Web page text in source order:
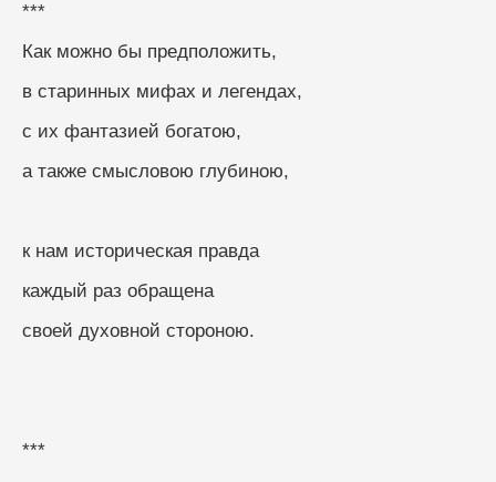
***
Как можно бы предположить,
в старинных мифах и легендах,
с их фантазией богатою,
а также смысловою глубиною,
к нам историческая правда
каждый раз обращена
своей духовной стороною.
***